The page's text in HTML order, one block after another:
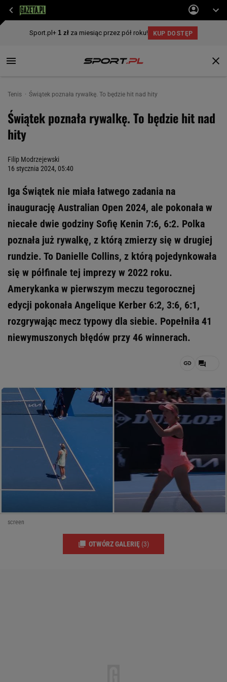
Tenis Świątek poznała rywalkę. To będzie hit nad hity
Świątek poznała rywalkę. To będzie hit nad
hity
Filip Modrzejewski
16 stycznia 2024, 05:40
Iga Świątek nie miała łatwego zadania na
inaugurację Australian Open 2024, ale pokonała w
niecałe dwie godziny Sofię Kenin 7:6, 6:2. Polka
poznała już rywalkę, z którą zmierzy się w drugiej
rundzie. To Danielle Collins, z którą pojedynkowała
się w półfinale tej imprezy w 2022 roku.
Amerykanka w pierwszym meczu tegorocznej
edycji pokonała Angelique Kerber 6:2, 3:6, 6:1,
rozgrywając mecz typowy dla siebie. Popełniła 41
niewymuszonych błędów przy 46 winnerach.
screen
OTWÓRZ GALERIĘ (3)